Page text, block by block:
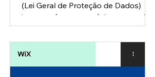
(Lei Geral de Proteção de Dados)
impactará o seu negócio e aprenda
como adequar o seu site de acordo
com...